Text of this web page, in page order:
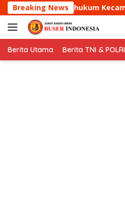
Langsung
ke
konten
Breaking NewsTanjungmedar
Berita Utama Berita TNI & POLRI